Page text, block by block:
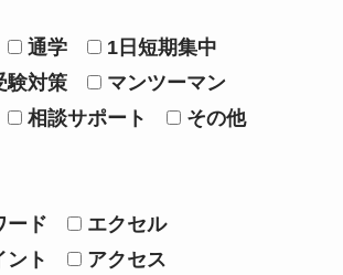
通学
1日短期集中
験対策
マンツーマン
相談サポート その他
ード
エクセル
ント
アクセス